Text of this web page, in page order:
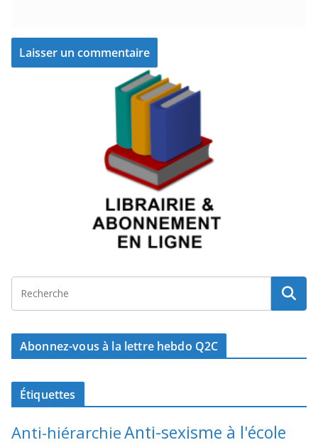
Abonnez-vous à la lettre hebdo Q2C
Étiquettes
Anti-hiérarchieAnti-sexisme à l'école